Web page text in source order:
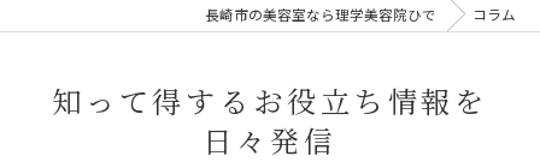
長崎市の美容室なら理学美容院ひで コラム
知って得するお役立ち情報を
日々発信